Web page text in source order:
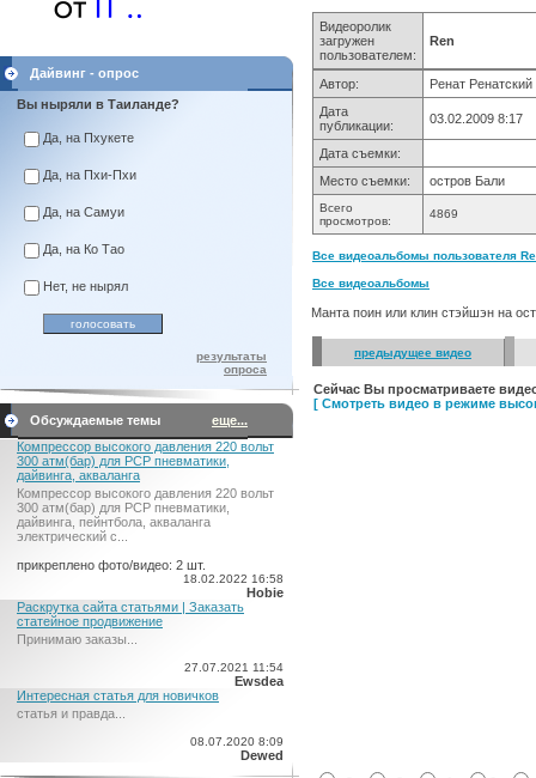
Дайвинг - опрос
Вы ныряли в Таиланде?
Да, на Пхукете
Да, на Пхи-Пхи
Да, на Самуи
Да, на Ко Тао
Нет, не нырял
результаты
опроса
Обсуждаемые темы
еще...
Компрессор высокого давления 220 вольт
300 атм(бар) для PCP пневматики,
дайвинга, акваланга
Компрессор высокого давления 220 вольт
300 атм(бар) для PCP пневматики,
дайвинга, пейнтбола, акваланга
электрический c...
прикреплено фото/видео: 2 шт.
18.02.2022 16:58
Hobie
Раскрутка сайта статьями | Заказать
статейное продвижение
Принимаю заказы...
27.07.2021 11:54
Ewsdea
Интересная статья для новичков
статья и правда...
08.07.2020 8:09
Dewed
Видеоролик
загружен
пользователем:
Ren
Автор:
Ренат Ренатский
Дата
публикации:
03.02.2009 8:17
Дата съемки:
Место съемки:
остров Бали
Всего
просмотров:
4869
Все видеоальбомы пользователя
Все видеоальбомы
Манта поин или клин стэйшэн на
предыдущее видео
Сейчас Вы просматриваете
[ Смотреть видео в режиме